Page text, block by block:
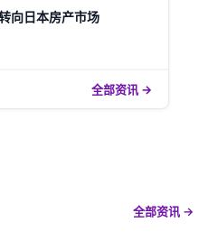
向日本房产市场
全部资讯 →
全部资讯 →